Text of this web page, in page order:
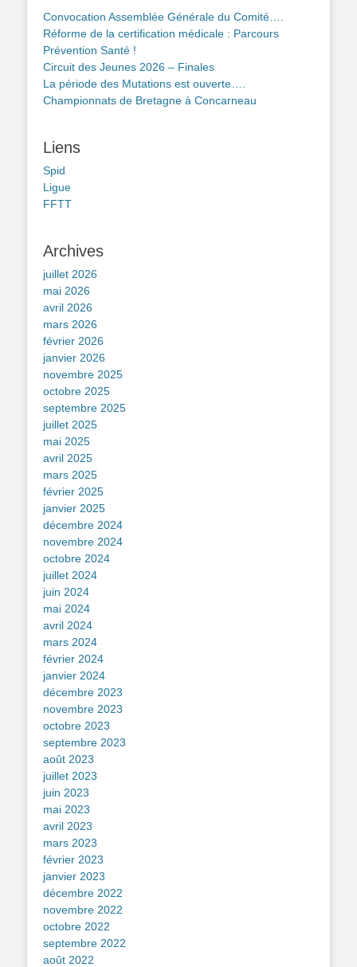
Convocation Assemblée Générale du Comité….
Réforme de la certification médicale : Parcours
Prévention Santé !
Circuit des Jeunes 2026 – Finales
La période des Mutations est ouverte….
Championnats de Bretagne à Concarneau
Liens
Spid
Ligue
FFTT
Archives
juillet 2026
mai 2026
avril 2026
mars 2026
février 2026
janvier 2026
novembre 2025
octobre 2025
septembre 2025
juillet 2025
mai 2025
avril 2025
mars 2025
février 2025
janvier 2025
décembre 2024
novembre 2024
octobre 2024
juillet 2024
juin 2024
mai 2024
avril 2024
mars 2024
février 2024
janvier 2024
décembre 2023
novembre 2023
octobre 2023
septembre 2023
août 2023
juillet 2023
juin 2023
mai 2023
avril 2023
mars 2023
février 2023
janvier 2023
décembre 2022
novembre 2022
octobre 2022
septembre 2022
août 2022